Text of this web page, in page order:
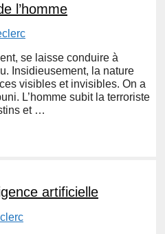
l’homme
se laisse conduire à
Insidieusement, la nature
visibles et invisibles. On a
L’homme subit la terroriste
et …
artificielle